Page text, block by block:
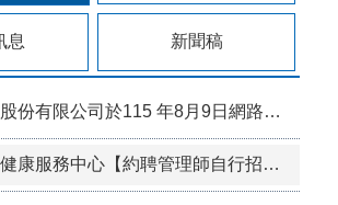
息 新聞稿
轉知中華電信股份有限公司於115 年8月9日網路施工，屆時可能有網路瞬斷之情形。
臺北市士林區健康服務中心【約聘管理師自行招考】徵才公告